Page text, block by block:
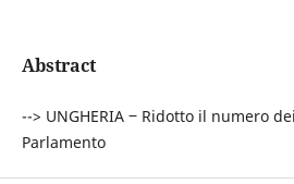
Abstract
--> UNGHERIA ‒ Ridotto il numero
Parlamento